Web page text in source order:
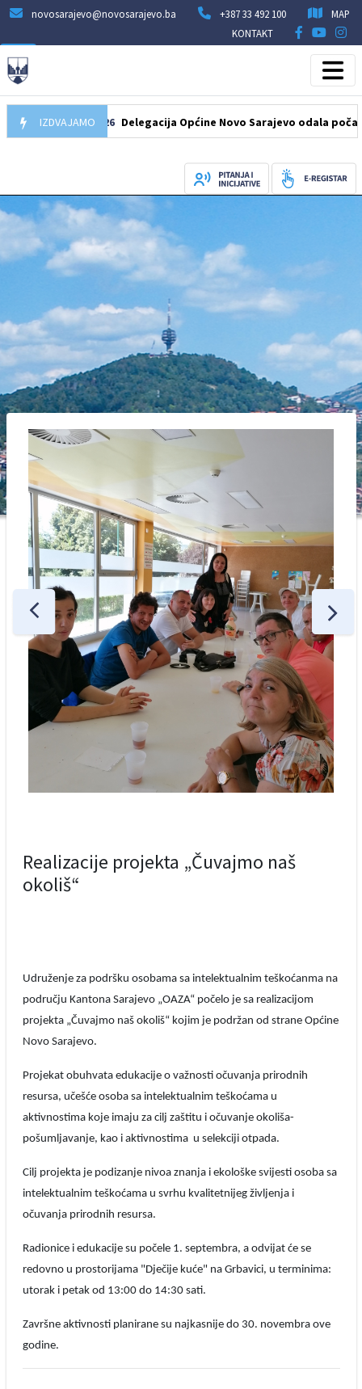
novosarajevo@novosarajevo.ba +387 33 492 100
MAP
KONTAKT
IZDVAJAMO
07.08.2026 Delegacija Općine Novo Sarajevo odala počast
Realizacije projekta „Čuvajmo naš
okoliš“
Udruženje za podršku osobama sa intelektualnim teškoćanma na
području Kantona Sarajevo „OAZA“ počelo je sa realizacijom
projekta „Čuvajmo naš okoliš“ kojim je podržan od strane Općine
Novo Sarajevo.
Projekat obuhvata edukacije o važnosti očuvanja prirodnih
resursa, učešće osoba sa intelektualnim teškoćama u
aktivnostima koje imaju za cilj zaštitu i očuvanje okoliša-
pošumljavanje, kao i aktivnostima u selekciji otpada.
Cilj projekta je podizanje nivoa znanja i ekološke svijesti osoba sa
intelektualnim teškoćama u svrhu kvalitetnijeg življenja i
očuvanja prirodnih resursa.
Radionice i edukacije su počele 1. septembra, a odvijat će se
redovno u prostorijama "Dječije kuće" na Grbavici, u terminima:
utorak i petak od 13:00 do 14:30 sati.
Završne aktivnosti planirane su najkasnije do 30. novembra ove
godine.